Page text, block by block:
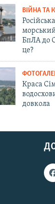
ВІЙНА ТА
БпЛА до
це?
Краса
довкола